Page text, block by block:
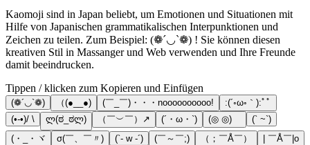
Kaomoji sind in Japan beliebt, um Emotionen und Situationen mit
Hilfe von Japanischen grammatikalischen Interpunktionen und
Zeichen zu teilen. Zum Beispiel: (❁´◡`❁) ! Sie können diesen
kreativen Stil in Massanger und Web verwenden und Ihre Freunde
damit beeindrucken.
Tippen / klicken zum Kopieren und Einfügen
(❁´◡`❁) （(●__●) (￣_￣)・・・noooooooooo!
:(´◦ω◦｀):ﾟﾟ
(•-•)/ \
ლ(ಠ_ಠლ) （￣︶￣）↗ (´・ω・`) (◎ ◎)ゞ
(` ~`)
(・_・ヾ
σ(￣、￣〃) (`- w -´) (￣～￣;) （；￣Å￣）
| ￣Å￣|o